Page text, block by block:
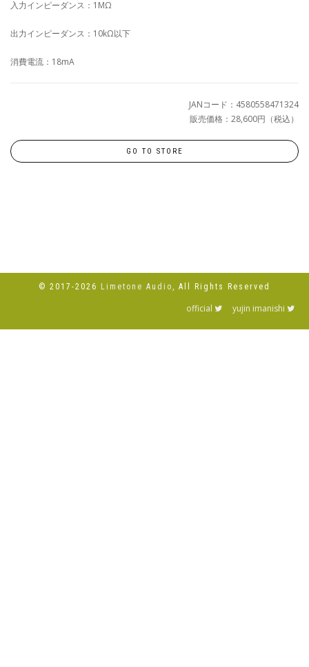
入力インピーダンス：1MΩ
出力インピーダンス：10kΩ以下
消費電流：18mA
JANコード：4580558471324
販売価格：28,600円（税込）
GO TO STORE
© 2017-2026 Limetone Audio, All Rights Reserved
official yujin imanishi